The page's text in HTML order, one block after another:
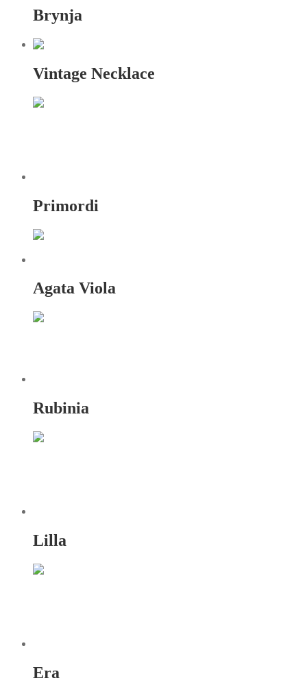
Brynja
Vintage Necklace
Primordi
Agata Viola
Rubinia
Lilla
Era